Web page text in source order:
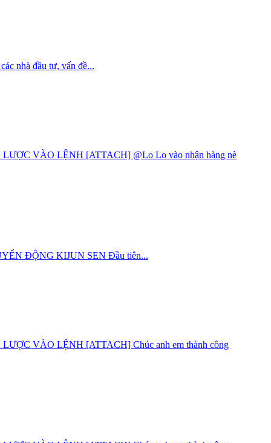
nhà đầu tư, vấn đề...
VÀO LỆNH [ATTACH] @Lo Lo vào nhận hàng nè
ĐỘNG KIJUN SEN Đầu tiên...
VÀO LỆNH [ATTACH] Chúc anh em thành công